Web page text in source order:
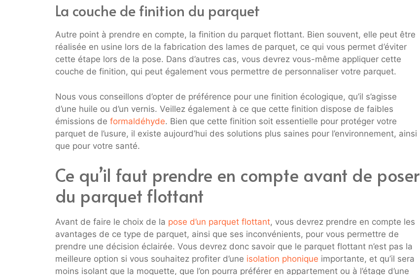
La couche de finition du parquet
Autre point à prendre en compte, la finition du parquet flottant. Bien souvent, elle peut être
réalisée en usine lors de la fabrication des lames de parquet, ce qui vous permet d’éviter
cette étape lors de la pose. Dans d’autres cas, vous devrez vous-même appliquer cette
couche de finition, qui peut également vous permettre de personnaliser votre parquet.
Nous vous conseillons d’opter de préférence pour une finition écologique, qu’il s’agisse
d’une huile ou d’un vernis. Veillez également à ce que cette finition dispose de faibles
émissions de formaldéhyde. Bien que cette finition soit essentielle pour protéger votre
parquet de l’usure, il existe aujourd’hui des solutions plus saines pour l’environnement, ainsi
que pour votre santé.
Ce qu’il faut prendre en compte avant de poser
du parquet flottant
Avant de faire le choix de la pose d’un parquet flottant, vous devrez prendre en compte les
avantages de ce type de parquet, ainsi que ses inconvénients, pour vous permettre de
prendre une décision éclairée. Vous devrez donc savoir que le parquet flottant n’est pas la
meilleure option si vous souhaitez profiter d’une isolation phonique importante, et qu’il sera
moins isolant que la moquette, que l’on pourra préférer en appartement ou à l’étage d’une